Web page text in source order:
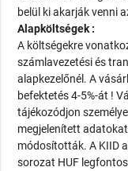
belül ki akarják venni
Alapköltségek :
A költségekre
számlavezetési és
alapkezelőnél. A
befektetés 4-5%-át !
tájékozódjon
megjelenített
módosították. A KIID
sorozat HUF